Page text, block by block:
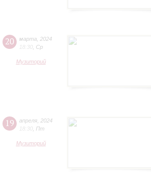
20 марта
2024
18:30 Ср
Музиторий
19 апреля 2024
18:30 Пт
Музиторий